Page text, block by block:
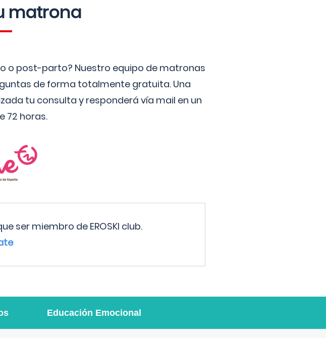
matrona
o post-parto? Nuestro equipo de matronas
de forma totalmente gratuita. Una
tu consulta y responderá vía mail en un
72 horas.
ser miembro de EROSKI club.
Educación Emocional